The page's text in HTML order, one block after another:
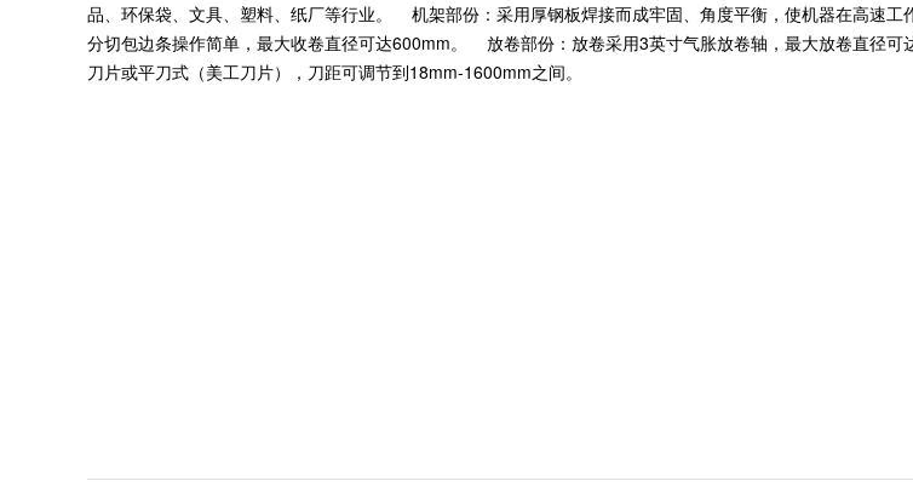
品、环保袋、文具、塑料、纸厂等行业。 机架部份：采用厚钢板焊接而成牢固、角度平衡，使机器在高速
分切包边条操作简单，最大收卷直径可达600mm。 放卷部份：放卷采用3英寸气胀放卷轴，最大放卷直径
刀片或平刀式（美工刀片），刀距可调节到18mm-1600mm之间。